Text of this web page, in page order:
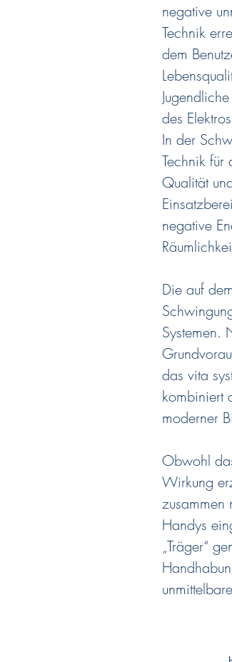
negative
Technik
dem
des
In der
Technik für
Qualität
negative
Die auf
Systemen.
das vita
kombiniert
moderner
Obwohl
Wirkung
zusammen
Handys
„Träger“